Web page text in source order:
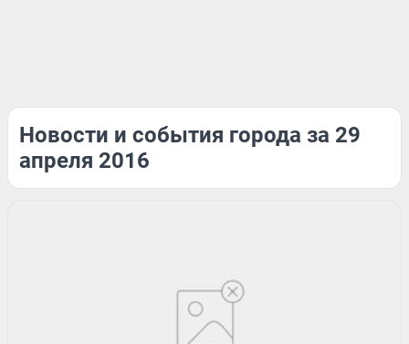
Новости и события города за 29
апреля 2016